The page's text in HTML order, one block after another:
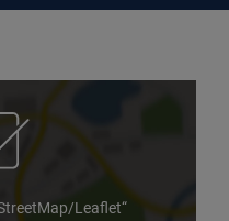
Leaflet“